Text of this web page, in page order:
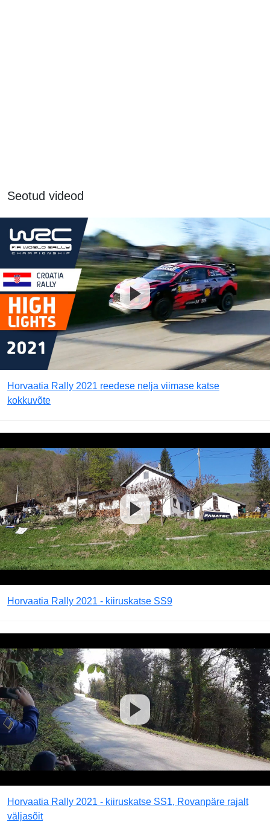
Seotud videod
Horvaatia Rally 2021 reedese nelja viimase katse
kokkuvõte
Horvaatia Rally 2021 - kiiruskatse SS9
Horvaatia Rally 2021 - kiiruskatse SS1, Rovanpäre rajalt
väljasõit